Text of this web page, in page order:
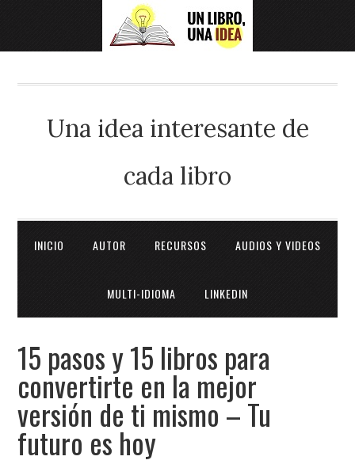
Una idea interesante de
cada libro
INICIO AUTOR RECURSOS AUDIOS Y VIDEOS
MULTI-IDIOMA LINKEDIN
15 pasos y 15 libros para
convertirte en la mejor
versión de ti mismo – Tu
futuro es hoy